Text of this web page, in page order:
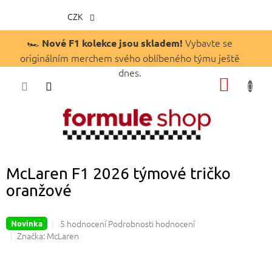
obsah
🏎️ Nové F1 kolekce jsou skladem! Vybavte se
originálním merchem svého oblíbeného týmu ještě
dnes.
CZK
McLaren F1 2026 týmové tričko
oranžové
Novinka
Průměrné
hodnocení
5 hodnoceníPodrobnosti hodnocení
Značka: McLaren